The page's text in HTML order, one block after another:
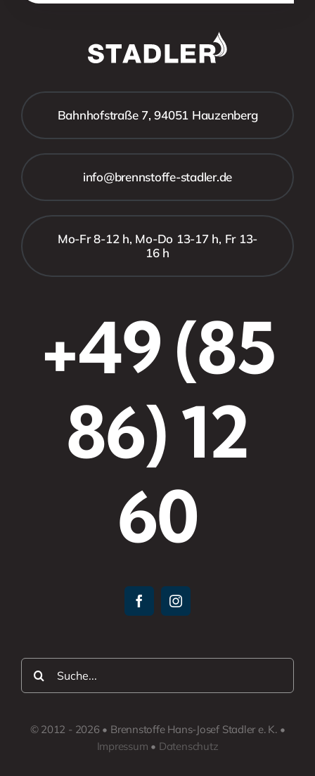
Bahnhofstraße 7, 94051 Hauzenberg
info@brennstoffe-stadler.de
Mo-Fr 8-12 h, Mo-Do 13-17 h, Fr 13-
16 h
+49 (85
86) 12
60
Suche
nach:
© 2012 - 2026 • Brennstoffe Hans-Josef Stadler e. K. •
Impressum • Datenschutz